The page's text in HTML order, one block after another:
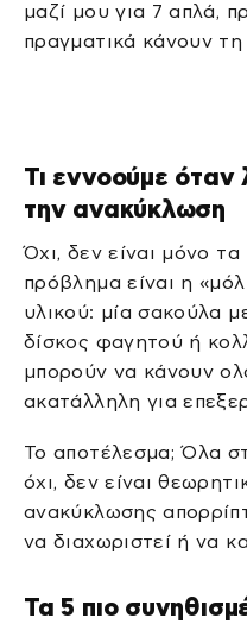
μαζί μου για 7 απλά,
πραγματικά κάνουν
Τι εννοούμε όταν
την ανακύκλωση
Όχι, δεν είναι μόνο
πρόβλημα είναι η
υλικού: μία σακούλα
δίσκος φαγητού ή
μπορούν να κάνουν
ακατάλληλη για
Το αποτέλεσμα; Όλα
όχι, δεν είναι
ανακύκλωσης
να διαχωριστεί ή να
Τα 5 πιο